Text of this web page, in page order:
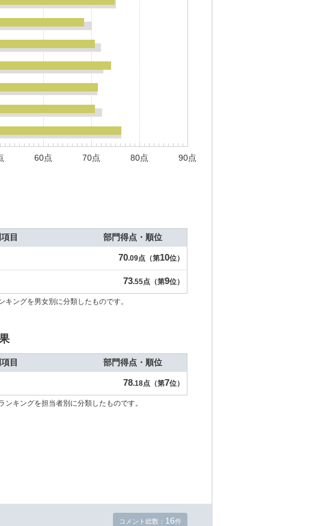
60点 70点 80点 90点
目 部門得点・順位
70.09点（第10位）
73.55点（第9位）
ングを男女別に分類したものです。
目 部門得点・順位
78.18点（第7位）
キングを担当者別に分類したものです。
コメント総数： 16件